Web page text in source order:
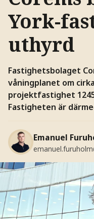
York-
uthyrd
Fastighetsbolaget
våningplanet om
projektfastighet
Fastigheten är
Emanuel